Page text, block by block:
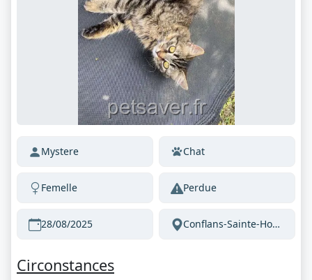
Mystere Chat
Femelle Perdue
28/08/2025 Conflans-Sainte-Honorine 78700 France
Circonstances